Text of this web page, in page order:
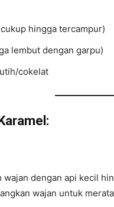
hingga tercampur)
lembut dengan garpu)
cokelat
wajan dengan api kecil
wajan untuk